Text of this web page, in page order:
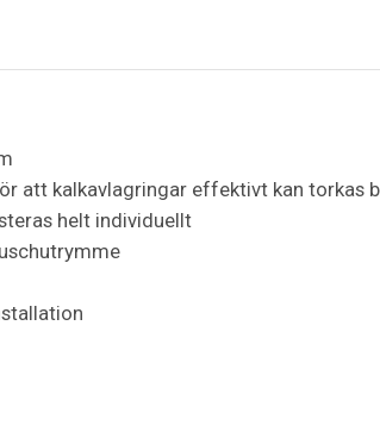
att kalkavlagringar effektivt kan torkas
helt individuellt